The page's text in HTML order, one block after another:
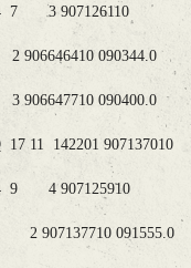
7 3 907126110
090344.0
090400.0
11 142201 907137010
9 4 907125910
907137710 091555.0